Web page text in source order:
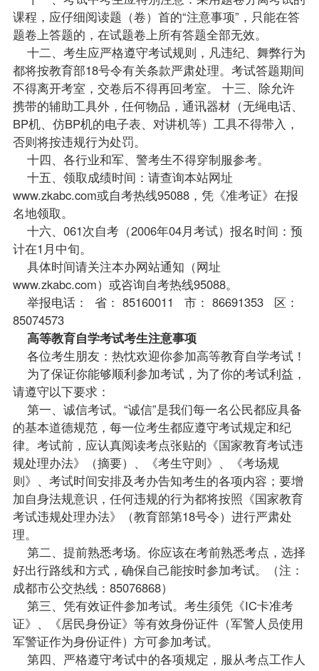
课程，应仔细阅读题（卷）首的“注意事项”，只能在答
题卷上答题的，在试题卷上所有答题全部无效。
十二、考生应严格遵守考试规则，凡违纪、舞弊行为
都将按教育部18号令有关条款严肃处理。考试答题期间
不得离开考室，交卷后不得再回考室。 十三、除允许
携带的辅助工具外，任何物品，通讯器材（无绳电话、
BP机、仿BP机的电子表、对讲机等）工具不得带入，
否则将按违规行为处罚。
十四、各行业和军、警考生不得穿制服参考。
十五、领取成绩时间：请查询本站网址
www.zkabc.com或自考热线95088，凭《准考证》在报
名地领取。
十六、061次自考（2006年04月考试）报名时间：预
计在1月中旬。
具体时间请关注本办网站通知（网址
www.zkabc.com）或咨询自考热线95088。
举报电话： 省： 85160011 市： 86691353 区：
85074573
高等教育自学考试考生注意事项
各位考生朋友：热忱欢迎你参加高等教育自学考试！
为了保证你能够顺利参加考试，为了你的考试利益，
请遵守以下要求：
第一、诚信考试。“诚信”是我们每一名公民都应具备
的基本道德规范，每一位考生都应遵守考试规定和纪
律。考试前，应认真阅读考点张贴的《国家教育考试违
规处理办法》（摘要）、《考生守则》、《考场规
则》、考试时间安排及考办告知考生的各项内容；要增
加自身法规意识，任何违规的行为都将按照《国家教育
考试违规处理办法》（教育部第18号令）进行严肃处
理。
第二、提前熟悉考场。你应该在考前熟悉考点，选择
好出行路线和方式，确保自己能按时参加考试。（注：
成都市公交热线：85076868）
第三、凭有效证件参加考试。考生须凭《IC卡准考
证》、《居民身份证》等有效身份证件（军警人员使用
军警证作为身份证件）方可参加考试。
第四、严格遵守考试中的各项规定，服从考点工作人